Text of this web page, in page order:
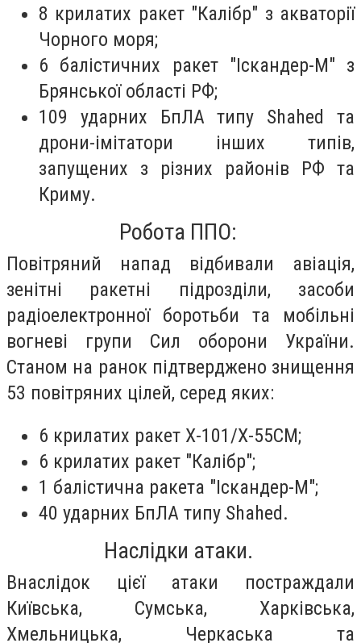
8 крилатих ракет "Калібр" з акваторії
Чорного моря;​
6 балістичних ракет "Іскандер-М" з
Брянської області РФ;​
109 ударних БпЛА типу Shahed та
дрони-імітатори інших типів,
запущених з різних районів РФ та
Криму.​
Робота ППО:
Повітряний напад відбивали авіація,
зенітні ракетні підрозділи, засоби
радіоелектронної боротьби та мобільні
вогневі групи Сил оборони України.
Станом на ранок підтверджено знищення
53 повітряних цілей, серед яких:​
6 крилатих ракет Х-101/Х-55СМ;​
6 крилатих ракет "Калібр";​
1 балістична ракета "Іскандер-М";​
40 ударних БпЛА типу Shahed.​
Наслідки атаки.
Внаслідок цієї атаки постраждали
Київська, Сумська, Харківська,
Хмельницька, Черкаська та